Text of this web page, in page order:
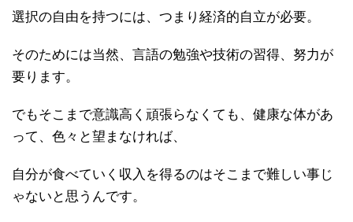
選択の自由を持つには、つまり経済的自立が必要。
そのためには当然、言語の勉強や技術の習得、努力が
要ります。
でもそこまで意識高く頑張らなくても、健康な体があ
って、色々と望まなければ、
自分が食べていく収入を得るのはそこまで難しい事じ
ゃないと思うんです。